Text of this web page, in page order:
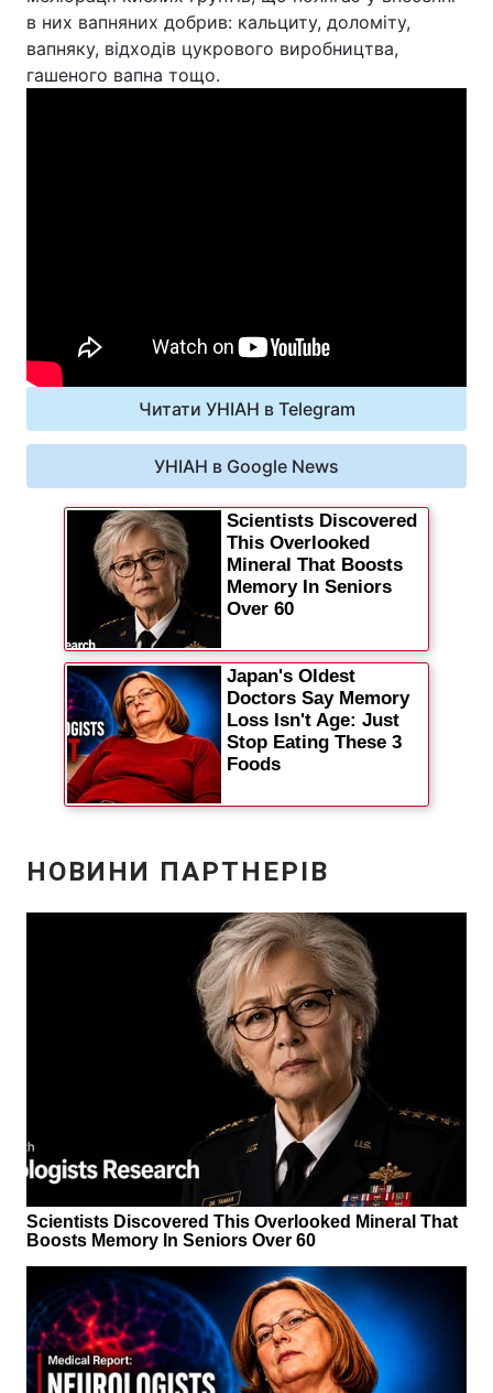
в них вапняних добрив: кальциту, доломіту,
вапняку, відходів цукрового виробництва,
гашеного вапна тощо.
Читати УНІАН в Telegram
УНІАН в Google News